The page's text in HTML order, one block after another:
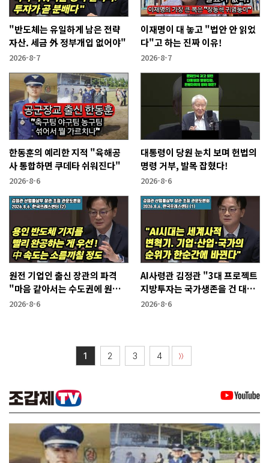
"반도체는 유일하게 남은 전략
자산. 세금 外 정부개입 없어야"
2026-8-7
이재명이 대 놓고 "법안 안 읽었
다"고 하는 진짜 이유!
2026-8-7
한동훈의 예리한 지적 "육해공
사 통합하면 쿠데타 쉬워진다"
2026-8-6
대통령이 당원 눈치 보며 헌법의
명령 거부, 발목 잡혔다!
2026-8-6
원전 기업인 출신 장관의 파격
"마음 같아서는 수도권에 원전
짓고싶다"
2026-8-6
AI사령관 김정관 "3대 프로젝트
지방투자는 국가생존을 건 대전
략"
2026-8-6
1 2 3 4 〉〉